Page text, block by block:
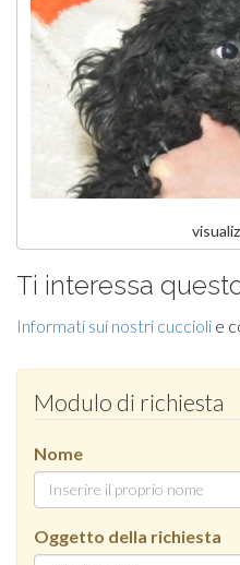
Ti interessa
Informati sui nostri cuccioli e
Modulo di richiesta
Nome
Oggetto della richiesta